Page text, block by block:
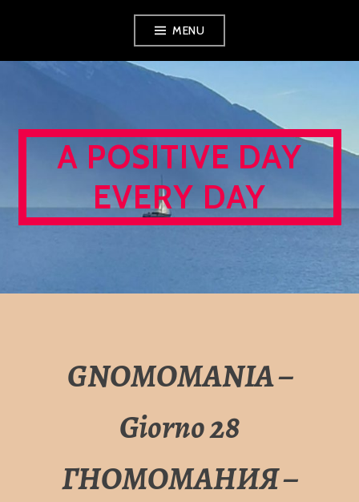
content
MENU
A POSITIVE DAY
EVERY DAY
GNOMOMANIA –
Giorno 28
ГНОМОМАНИЯ –